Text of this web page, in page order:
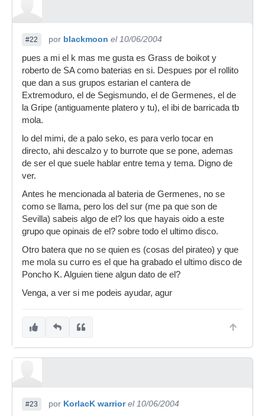
#22 por blackmoon el 10/06/2004
pues a mi el k mas me gusta es Grass de boikot y
roberto de SA como baterias en si. Despues por el rollito
que dan a sus grupos estarian el cantera de
Extremoduro, el de Segismundo, el de Germenes, el de
la Gripe (antiguamente platero y tu), el ibi de barricada tb
mola.
lo del mimi, de a palo seko, es para verlo tocar en
directo, ahi descalzo y to burrote que se pone, ademas
de ser el que suele hablar entre tema y tema. Digno de
ver.
Antes he mencionada al bateria de Germenes, no se
como se llama, pero los del sur (me pa que son de
Sevilla) sabeis algo de el? los que hayais oido a este
grupo que opinais de el? sobre todo el ultimo disco.
Otro batera que no se quien es (cosas del pirateo) y que
me mola su curro es el que ha grabado el ultimo disco de
Poncho K. Alguien tiene algun dato de el?
Venga, a ver si me podeis ayudar, agur
#23 por KorlacK warrior el 10/06/2004